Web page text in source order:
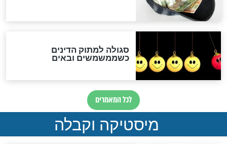
לכל המאמרים
אחרית הימים
האם אפשר לחשב את הקץ?